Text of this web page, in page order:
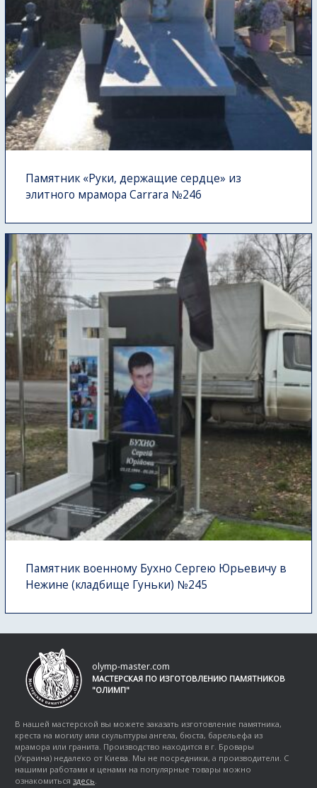
Памятник «Руки, держащие сердце» из
элитного мрамора Carrara №246
Памятник военному Бухно Сергею Юрьевичу в
Нежине (кладбище Гуньки) №245
olymp-master.com
МАСТЕРСКАЯ ПО ИЗГОТОВЛЕНИЮ ПАМЯТНИКОВ
"ОЛИМП"
В нашей мастерской вы можете заказать изготовление памятника,
креста на могилу или скульптуры ангела, бюста, барельефа из
мрамора или гранита. Производство находится в г. Бровары
(Украина) недалеко от Киева. Мы не посредники, а производители. С
нашими работами и ценами на популярные товары можно
ознакомиться здесь.